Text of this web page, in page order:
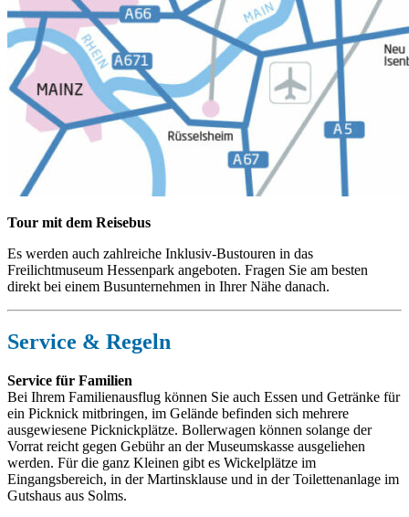
Tour mit dem Reisebus
Es werden auch zahlreiche Inklusiv-Bustouren in das
Freilichtmuseum Hessenpark angeboten. Fragen Sie am besten
direkt bei einem Busunternehmen in Ihrer Nähe danach.
Service & Regeln
Service für Familien
Bei Ihrem Familienausflug können Sie auch Essen und Getränke für
ein Picknick mitbringen, im Gelände befinden sich mehrere
ausgewiesene Picknickplätze. Bollerwagen können solange der
Vorrat reicht gegen Gebühr an der Museumskasse ausgeliehen
werden. Für die ganz Kleinen gibt es Wickelplätze im
Eingangsbereich, in der Martinsklause und in der Toilettenanlage im
Gutshaus aus Solms.